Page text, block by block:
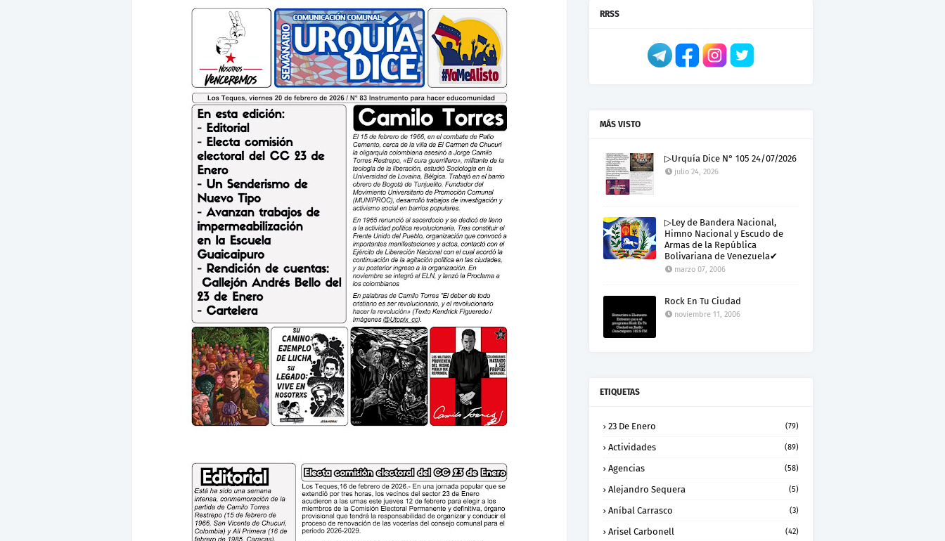
RRSS
MÁS VISTO
▷Urquía Dice N° 105 24/07/2026
julio 24, 2026
▷Ley de Bandera Nacional,
Himno Nacional y Escudo de
Armas de la República
Bolivariana de Venezuela✔
marzo 07, 2006
Rock En Tu Ciudad
noviembre 11, 2006
ETIQUETAS
23 De Enero (79)
Actividades (89)
Agencias (58)
Alejandro Sequera (5)
Aníbal Carrasco (3)
Arisel Carbonell (42)